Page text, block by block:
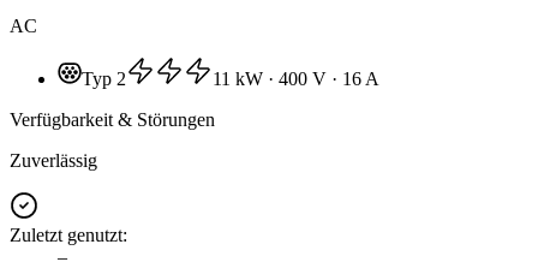
AC
Typ 2 11 kW · 400 V · 16 A
Verfügbarkeit & Störungen
Zuverlässig
Zuletzt genutzt:
–